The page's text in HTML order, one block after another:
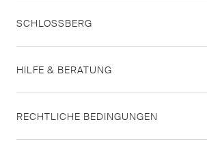
SCHLOSSBERG
HILFE & BERATUNG
RECHTLICHE BEDINGUNGEN